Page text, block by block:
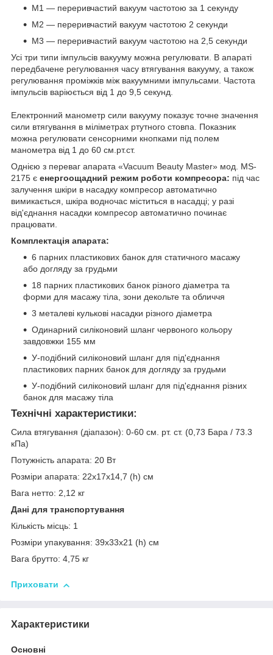
М1 — переривчастий вакуум частотою за 1 секунду
М2 — переривчастий вакуум частотою 2 секунди
М3 — переривчастий вакуум частотою на 2,5 секунди
Усі три типи імпульсів вакууму можна регулювати. В апараті
передбачене регулювання часу втягування вакууму, а також
регулювання проміжків між вакуумними імпульсами. Частота
імпульсів варіюється від 1 до 9,5 секунд.
Електронний манометр сили вакууму показує точне значення
сили втягування в міліметрах ртутного стовпа. Показник
можна регулювати сенсорними кнопками під полем
манометра від 1 до 60 см.рт.ст.
Однією з переваг апарата «Vacuum Beauty Master» мод. MS-
2175 є енергоощадний режим роботи компресора: під час
залучення шкіри в насадку компресор автоматично
вимикається, шкіра водночас міститься в насадці; у разі
від'єднання насадки компресор автоматично починає
працювати.
Комплектація апарата:
6 парних пластикових банок для статичного масажу
або догляду за грудьми
18 парних пластикових банок різного діаметра та
форми для масажу тіла, зони декольте та обличчя
3 металеві кулькові насадки різного діаметра
Одинарний силіконовий шланг червоного кольору
завдовжки 155 мм
У-подібний силіконовий шланг для під'єднання
пластикових парних банок для догляду за грудьми
У-подібний силіконовий шланг для під'єднання різних
банок для масажу тіла
Технічні характеристики:
Сила втягування (діапазон): 0-60 см. рт. ст. (0,73 Бара / 73.3
кПа)
Потужність апарата: 20 Вт
Розміри апарата: 22х17х14,7 (h) см
Вага нетто: 2,12 кг
Дані для транспортування
Кількість місць: 1
Розміри упакування: 39х33х21 (h) см
Вага брутто: 4,75 кг
Приховати
Характеристики
Основні